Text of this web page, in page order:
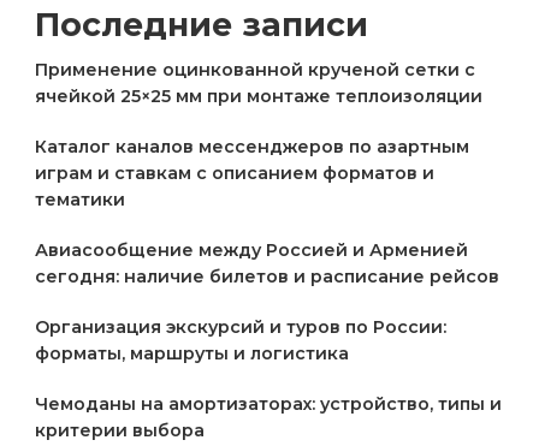
Последние записи
Применение оцинкованной крученой сетки с
ячейкой 25×25 мм при монтаже теплоизоляции
Каталог каналов мессенджеров по азартным
играм и ставкам с описанием форматов и
тематики
Авиасообщение между Россией и Арменией
сегодня: наличие билетов и расписание рейсов
Организация экскурсий и туров по России:
форматы, маршруты и логистика
Чемоданы на амортизаторах: устройство, типы и
критерии выбора